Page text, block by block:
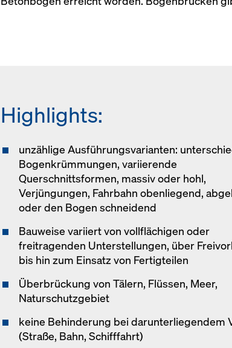
Highlights:
unzählige Ausführungsvarianten:
Bogenkrümmungen, variierende
Querschnittsformen, massiv oder hohl,
Verjüngungen, Fahrbahn obenliegend,
oder den Bogen schneidend
Bauweise variiert von vollflächigen oder
freitragenden Unterstellungen, über
bis hin zum Einsatz von Fertigteilen
Überbrückung von Tälern, Flüssen, Meer,
Naturschutzgebiet
keine Behinderung bei darunterliegendem
(Straße, Bahn, Schifffahrt)